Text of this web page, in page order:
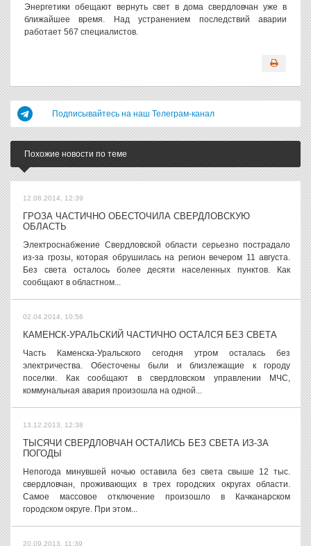
Энергетики обещают вернуть свет в дома свердловчан уже в
ближайшее время. Над устранением последствий аварии
работает 567 специалистов.
Подписывайтесь на наш Телеграм-канал
Похожие новости по теме
12.08.2014, 12:39
ГРОЗА ЧАСТИЧНО ОБЕСТОЧИЛА СВЕРДЛОВСКУЮ
ОБЛАСТЬ
Электроснабжение Свердловской области серьезно пострадало
из-за грозы, которая обрушилась на регион вечером 11 августа.
Без света осталось более десяти населенных пунктов. Как
сообщают в областном...
02.04.2014, 10:56
КАМЕНСК-УРАЛЬСКИЙ ЧАСТИЧНО ОСТАЛСЯ БЕЗ СВЕТА
Часть Каменска-Уральского сегодня утром осталась без
электричества. Обесточены были и близлежащие к городу
поселки. Как сообщают в свердловском управлении МЧС,
коммунальная авария произошла на одной...
13.12.2013, 12:38
ТЫСЯЧИ СВЕРДЛОВЧАН ОСТАЛИСЬ БЕЗ СВЕТА ИЗ-ЗА
ПОГОДЫ
Непогода минувшей ночью оставила без света свыше 12 тыс.
свердловчан, проживающих в трех городских округах области.
Самое массовое отключение произошло в Качканарском
городском округе. При этом...
20.09.2013, 11:39